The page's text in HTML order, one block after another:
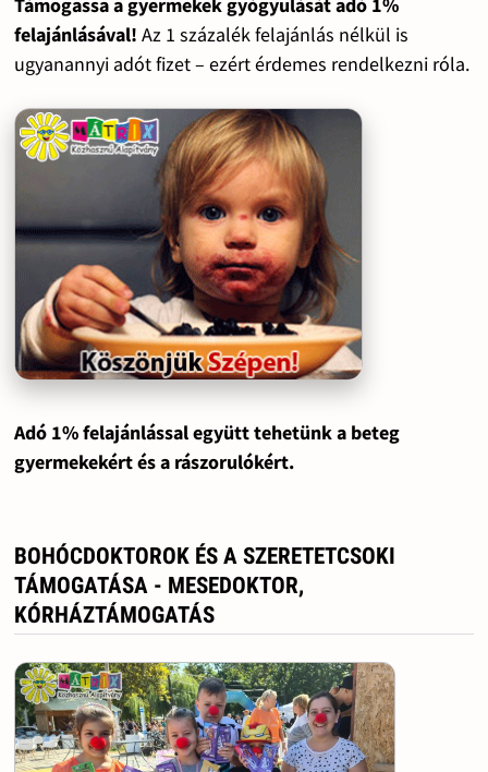
felajánlásával! Az 1 százalék felajánlás nélkül is
ugyanannyi adót fizet – ezért érdemes rendelkezni róla.
Adó 1% felajánlással együtt tehetünk a beteg
gyermekekért és a rászorulókért.
BOHÓCDOKTOROK ÉS A SZERETETCSOKI
TÁMOGATÁSA - MESEDOKTOR,
KÓRHÁZTÁMOGATÁS